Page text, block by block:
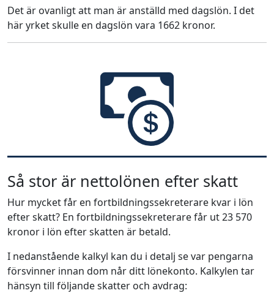
Det är ovanligt att man är anställd med dagslön. I det
här yrket skulle en dagslön vara 1662 kronor.
Så stor är nettolönen efter skatt
Hur mycket får en fortbildningssekreterare kvar i lön
efter skatt? En fortbildningssekreterare får ut 23 570
kronor i lön efter skatten är betald.
I nedanstående kalkyl kan du i detalj se var pengarna
försvinner innan dom når ditt lönekonto. Kalkylen tar
hänsyn till följande skatter och avdrag: